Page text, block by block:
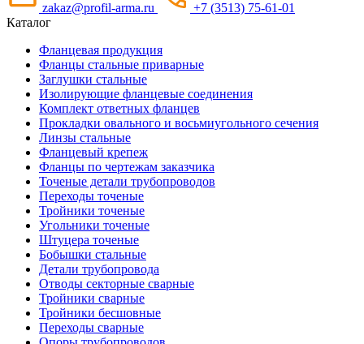
zakaz@profil-arma.ru
+7 (3513) 75-61-01
Каталог
Фланцевая продукция
Фланцы стальные приварные
Заглушки стальные
Изолирующие фланцевые соединения
Комплект ответных фланцев
Прокладки овального и восьмиугольного сечения
Линзы стальные
Фланцевый крепеж
Фланцы по чертежам заказчика
Точеные детали трубопроводов
Переходы точеные
Тройники точеные
Угольники точеные
Штуцера точеные
Бобышки стальные
Детали трубопровода
Отводы секторные сварные
Тройники сварные
Тройники бесшовные
Переходы сварные